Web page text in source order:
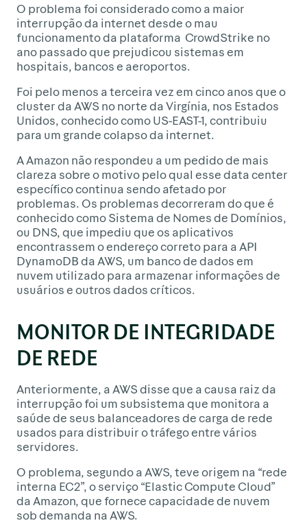
O problema foi considerado como a maior
interrupção da internet desde o mau
funcionamento da plataforma CrowdStrike no
ano passado que prejudicou sistemas em
hospitais, bancos e aeroportos.
Foi pelo menos a terceira vez em cinco anos que o
cluster da AWS no norte da Virgínia, nos Estados
Unidos, conhecido como US-EAST-1, contribuiu
para um grande colapso da internet.
A Amazon não respondeu a um pedido de mais
clareza sobre o motivo pelo qual esse data center
específico continua sendo afetado por
problemas. Os problemas decorreram do que é
conhecido como Sistema de Nomes de Domínios,
ou DNS, que impediu que os aplicativos
encontrassem o endereço correto para a API
DynamoDB da AWS, um banco de dados em
nuvem utilizado para armazenar informações de
usuários e outros dados críticos.
MONITOR DE INTEGRIDADE
DE REDE
Anteriormente, a AWS disse que a causa raiz da
interrupção foi um subsistema que monitora a
saúde de seus balanceadores de carga de rede
usados para distribuir o tráfego entre vários
servidores.
O problema, segundo a AWS, teve origem na “rede
interna EC2”, o serviço “Elastic Compute Cloud”
da Amazon, que fornece capacidade de nuvem
sob demanda na AWS.